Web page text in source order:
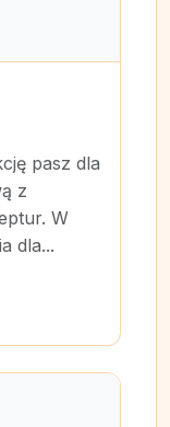
pasz dla
z
W
dla...